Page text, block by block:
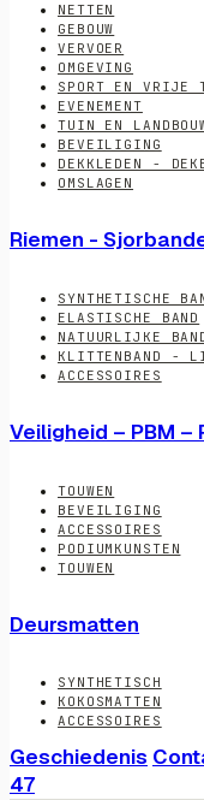
NETTEN
GEBOUW
VERVOER
OMGEVING
SPORT EN VRIJE
EVENEMENT
TUIN EN
BEVEILIGING
DEKKLEDEN -
OMSLAGEN
Riemen -
SYNTHETISCHE
ELASTISCHE BAND
NATUURLIJKE
KLITTENBAND -
ACCESSOIRES
Veiligheid – PBM –
TOUWEN
BEVEILIGING
ACCESSOIRES
PODIUMKUNSTEN
TOUWEN
Deursmatten
SYNTHETISCH
KOKOSMATTEN
ACCESSOIRES
Geschiedenis
47